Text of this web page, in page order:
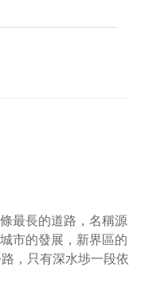
最長的道路，名稱源
市的發展，新界區的
，只有深水埗一段依